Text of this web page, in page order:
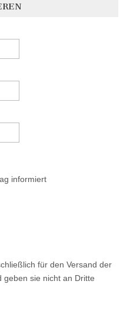
informiert
für den Versand der
sie nicht an Dritte